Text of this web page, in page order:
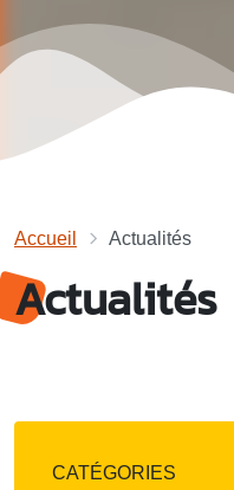
Accueil Actualités
Actualités
CATÉGORIES